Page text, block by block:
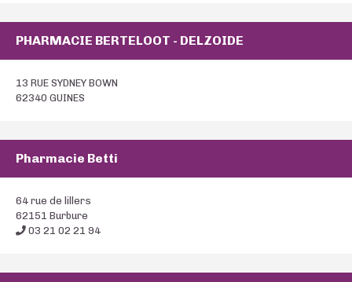
PHARMACIE BERTELOOT - DELZOIDE
13 RUE SYDNEY BOWN
62340 GUINES
Pharmacie Betti
64 rue de lillers
62151 Burbure
03 21 02 21 94